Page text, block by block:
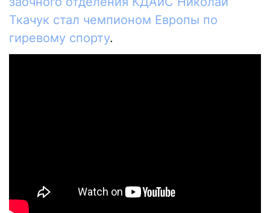
Ткачук стал чемпионом Европы по
гиревому спорту.